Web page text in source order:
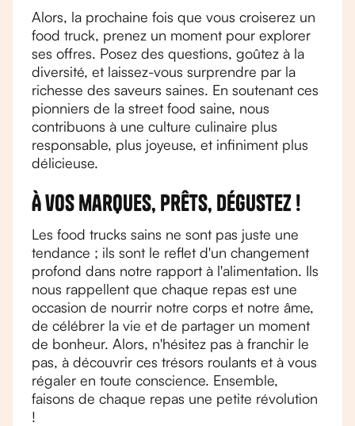
Alors, la prochaine fois que vous croiserez un
food truck, prenez un moment pour explorer
ses offres. Posez des questions, goûtez à la
diversité, et laissez-vous surprendre par la
richesse des saveurs saines. En soutenant ces
pionniers de la street food saine, nous
contribuons à une culture culinaire plus
responsable, plus joyeuse, et infiniment plus
délicieuse.
À vos marques, prêts, dégustez !
Les food trucks sains ne sont pas juste une
tendance ; ils sont le reflet d'un changement
profond dans notre rapport à l'alimentation. Ils
nous rappellent que chaque repas est une
occasion de nourrir notre corps et notre âme,
de célébrer la vie et de partager un moment
de bonheur. Alors, n'hésitez pas à franchir le
pas, à découvrir ces trésors roulants et à vous
régaler en toute conscience. Ensemble,
faisons de chaque repas une petite révolution
!